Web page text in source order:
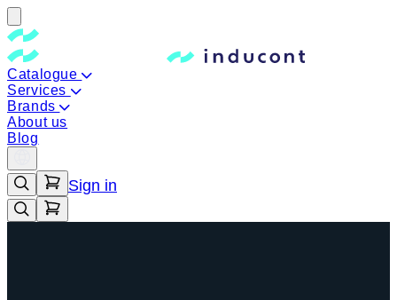
Catalogue
Services
Brands
About us
Blog
Sign in